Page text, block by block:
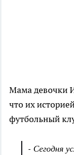
Мама девочки
что их
футбольный
- Сегодня